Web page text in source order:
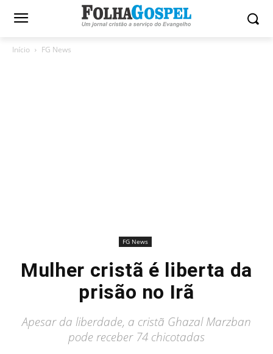
Início FG News
FG News
Mulher cristã é liberta da
prisão no Irã
Apesar da liberdade, a cristã Ghazal Marzban
pode receber 74 chicotadas